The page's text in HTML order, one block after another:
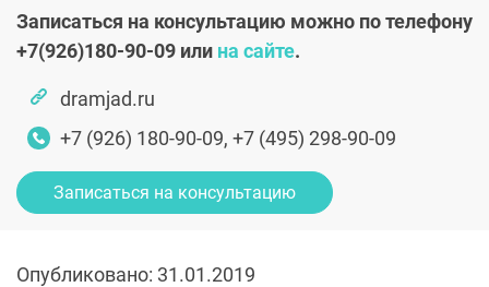
Записаться на консультацию можно по телефону
+7(926)180-90-09 или на сайте.
dramjad.ru
+7 (926) 180-90-09, +7 (495) 298-90-09
Записаться на консультацию
Опубликовано: 31.01.2019